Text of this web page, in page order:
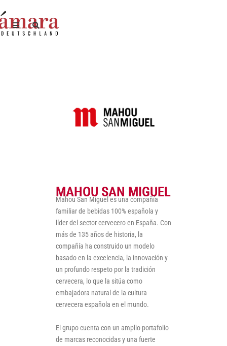
MAHOU SAN MIGUEL
Mahou San Miguel es una compañía
familiar de bebidas 100% española y
líder del sector cervecero en España. Con
más de 135 años de historia, la
compañía ha construido un modelo
basado en la excelencia, la innovación y
un profundo respeto por la tradición
cervecera, lo que la sitúa como
embajadora natural de la cultura
cervecera española en el mundo.
El grupo cuenta con un amplio portafolio
de marcas reconocidas y una fuerte